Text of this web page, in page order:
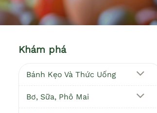
Khám phá
Bánh Kẹo Và Thức Uống
Bơ, Sữa, Phô Mai